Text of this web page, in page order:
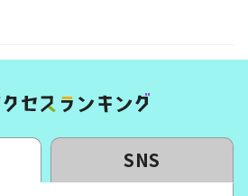
SNS